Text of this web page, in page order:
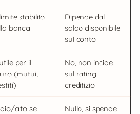
stabilito
banca
Dipende dal
saldo disponibile
sul conto
per il
(mutui,
No, non incide
sul rating
creditizio
alto se
Nullo, si spende